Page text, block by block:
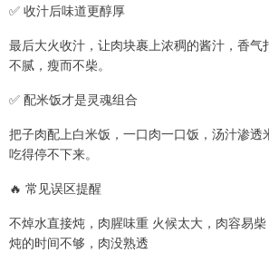
✅ 收汁后味道更醇厚
最后大火收汁，让肉块裹上浓稠的酱汁，香气
不腻，瘦而不柴。
✅ 配米饭才是灵魂组合
把子肉配上白米饭，一口肉一口饭，汤汁渗透
吃得停不下来。
🔥 常见误区提醒
不焯水直接炖，肉腥味重 火候太大，肉容易
炖的时间不够，肉没熟透